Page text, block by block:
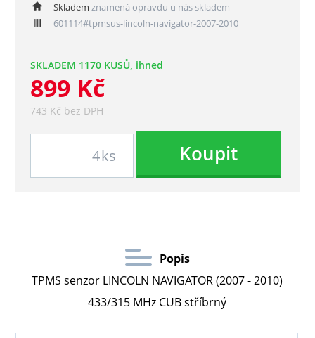
Skladem znamená opravdu u nás skladem
601114#tpmsus-lincoln-navigator-2007-2010
SKLADEM 1170 KUSŮ, ihned
899 Kč
743 Kč bez DPH
ks Koupit
Popis
TPMS senzor LINCOLN NAVIGATOR (2007 - 2010)
433/315 MHz CUB stříbrný